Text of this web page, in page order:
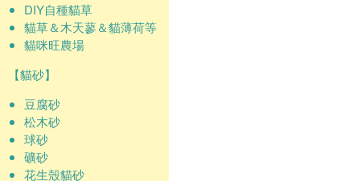
DIY自種貓草
貓草＆木天蓼＆貓薄荷等
貓咪旺農場
【貓砂】
豆腐砂
松木砂
球砂
礦砂
花生殼貓砂